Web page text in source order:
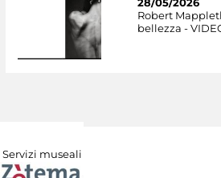
28/05/2026
Robert
bellezza -
Servizi museali